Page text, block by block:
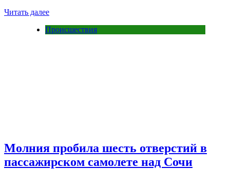
Читать далее
Происшествия
Молния пробила шесть отверстий в
пассажирском самолете над Сочи